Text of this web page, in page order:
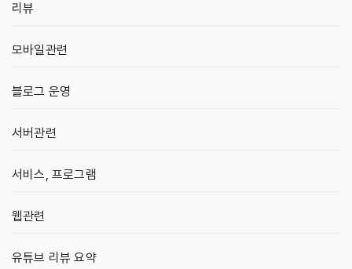
리뷰
모바일관련
블로그 운영
서버관련
서비스, 프로그램
웹관련
유튜브 리뷰 요약